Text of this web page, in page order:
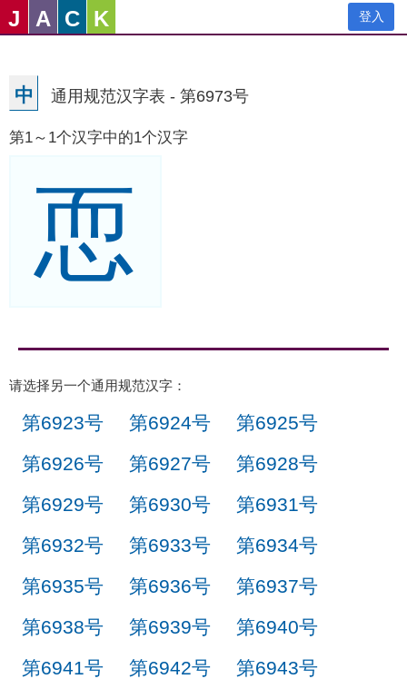
J A C K 登入
中 通用规范汉字表 - 第6973号
第1～1个汉字中的1个汉字
恧
请选择另一个通用规范汉字：
第6923号 第6924号
第6925号
第6926号
第6927号
第6928号
第6929号
第6930号
第6931号
第6932号
第6933号
第6934号
第6935号
第6936号
第6937号
第6938号
第6939号
第6940号
第6941号
第6942号
第6943号